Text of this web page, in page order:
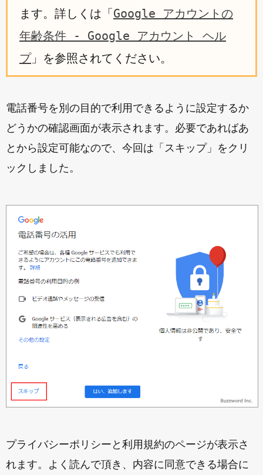
ます。詳しくは「Google アカウントの
年齢条件 - Google アカウント ヘル
プ」を参照されてください。
電話番号を別の目的で利用できるように設定するか
どうかの確認画面が表示されます。必要であればあ
とから設定可能なので、今回は「スキップ」をクリ
ックしました。
プライバシーポリシーと利用規約のページが表示さ
れます。よく読んで頂き、内容に同意できる場合に